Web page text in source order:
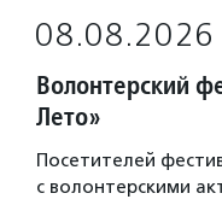
08.08.2026
Волонтерский
Лето»
Посетителей
с волонтерскими